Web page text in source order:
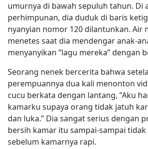
umurnya di bawah sepuluh tahun. Di
perhimpunan, dia duduk di baris
nyanyian nomor 120 dilantunkan. Air
menetes saat dia mendengar anak-
menyanyikan ”lagu mereka” dengan
Seorang nenek bercerita bahwa
perempuannya dua kali menonton
cucu berkata dengan lantang, ”Aku
kamarku supaya orang tidak jatuh
dan luka.” Dia sangat serius dengan
bersih kamar itu sampai-sampai
sebelum kamarnya rapi.